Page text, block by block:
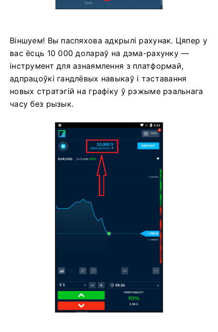
Віншуем! Вы паспяхова адкрылі рахунак. Цяпер у
вас ёсць 10 000 долараў на дэма-рахунку —
інструмент для азнаямлення з платформай,
адпрацоўкі гандлёвых навыкаў і тэставання
новых стратэгій на графіку ў рэжыме рэальнага
часу без рызык.